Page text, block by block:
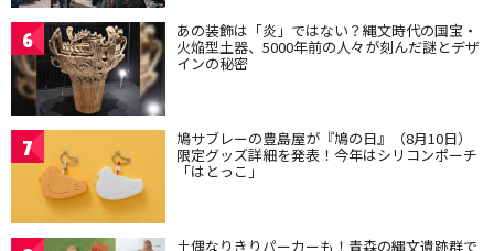
6 あの装飾は「炎」ではない？縄文時代の国宝・
火焔型土器、5000年前の人々が刻んだ謎とデザ
インの秘密
7 鳩サブレーの豊島屋が『鳩の日』（8月10日）
限定グッズ詳細を発表！今年はシリコンポーチ
「はとっこ」
土偶なりきりパーカーも！青森の縄文遺跡群で